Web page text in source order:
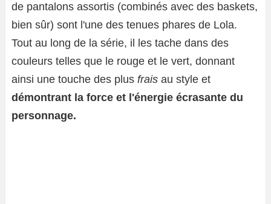
de pantalons assortis (combinés avec des baskets,
bien sûr) sont l'une des tenues phares de Lola.
Tout au long de la série, il les tache dans des
couleurs telles que le rouge et le vert, donnant
ainsi une touche des plus frais au style et
démontrant la force et l'énergie écrasante du
personnage.